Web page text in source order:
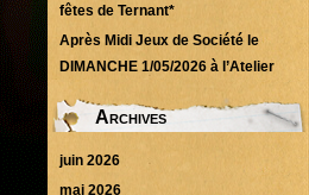
fêtes de Ternant*
Après Midi Jeux de Société le
DIMANCHE 1/05/2026 à l’Atelier
Archives
juin 2026
mai 2026